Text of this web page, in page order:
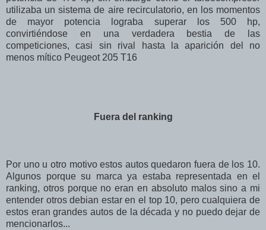
utilizaba un sistema de aire recirculatorio, en los momentos
de mayor potencia lograba superar los 500 hp,
convirtiéndose en una verdadera bestia de las
competiciones, casi sin rival hasta la aparición del no
menos mítico Peugeot 205 T16
Fuera del ranking
Por uno u otro motivo estos autos quedaron fuera de los 10.
Algunos porque su marca ya estaba representada en el
ranking, otros porque no eran en absoluto malos sino a mi
entender otros debian estar en el top 10, pero cualquiera de
estos eran grandes autos de la década y no puedo dejar de
mencionarlos...